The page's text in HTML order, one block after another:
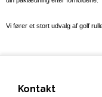
Vi fører et stort udvalg af golf
Kontakt